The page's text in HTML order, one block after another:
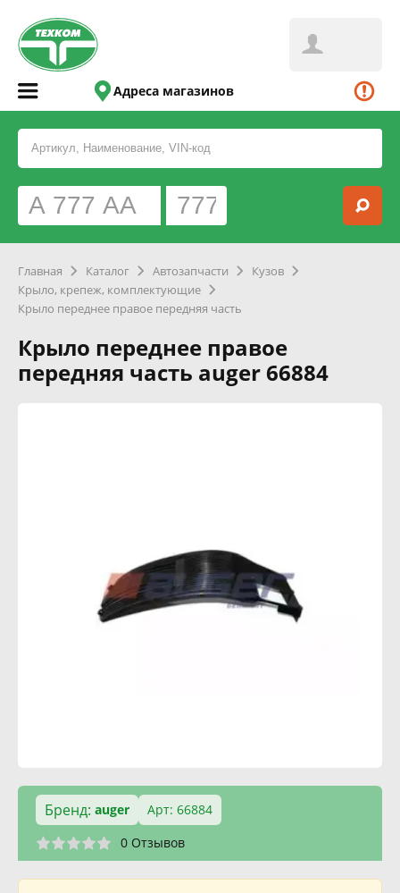
Адреса магазинов
Главная Каталог Автозапчасти
Кузов
Крыло, крепеж, комплектующие
Крыло переднее правое передняя часть
Крыло переднее правое
передняя часть auger 66884
Бренд: auger
Арт: 66884
0 Отзывов